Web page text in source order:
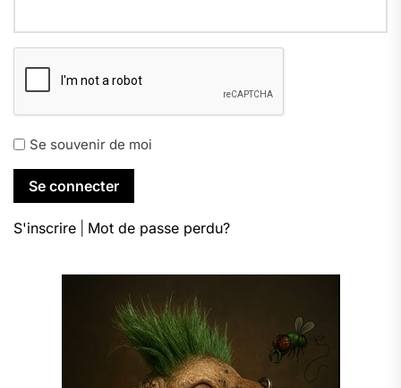
Se souvenir de moi
S'inscrire Mot de passe perdu?